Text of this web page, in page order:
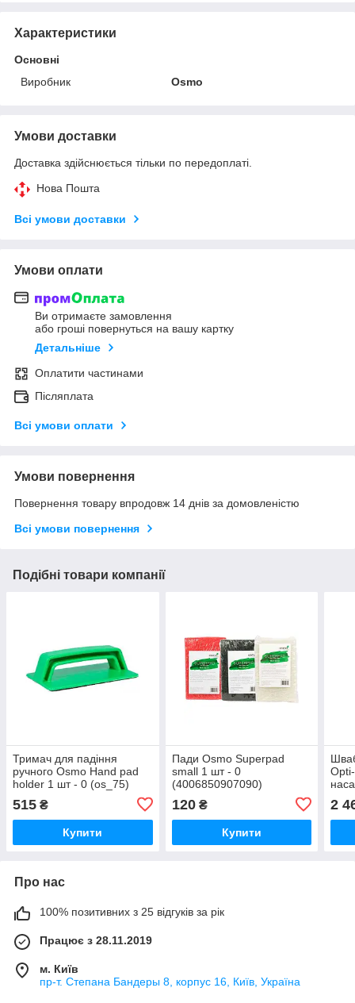
Характеристики
Основні
Виробник
Osmo
Умови доставки
Доставка здійснюється тільки по передоплаті.
Нова Пошта
Всі умови доставки
Умови оплати
Ви отримаєте замовлення
або гроші повернуться на вашу картку
Детальніше
Оплатити частинами
Післяплата
Всі умови оплати
Умови повернення
Повернення товару впродовж 14 днів за домовленістю
Всі умови повернення
Подібні товари компанії
Тримач для падіння
ручного Osmo Hand pad
holder 1 шт - 0 (os_75)
515 ₴
Купити
Пади Osmo Superpad
small 1 шт - 0
(4006850907090)
120₴
Купити
2
Про нас
100% позитивних з 25 відгуків за рік
Працює з 28.11.2019
м. Київ
пр-т. Степана Бандеры 8, корпус 16, Київ, Україна